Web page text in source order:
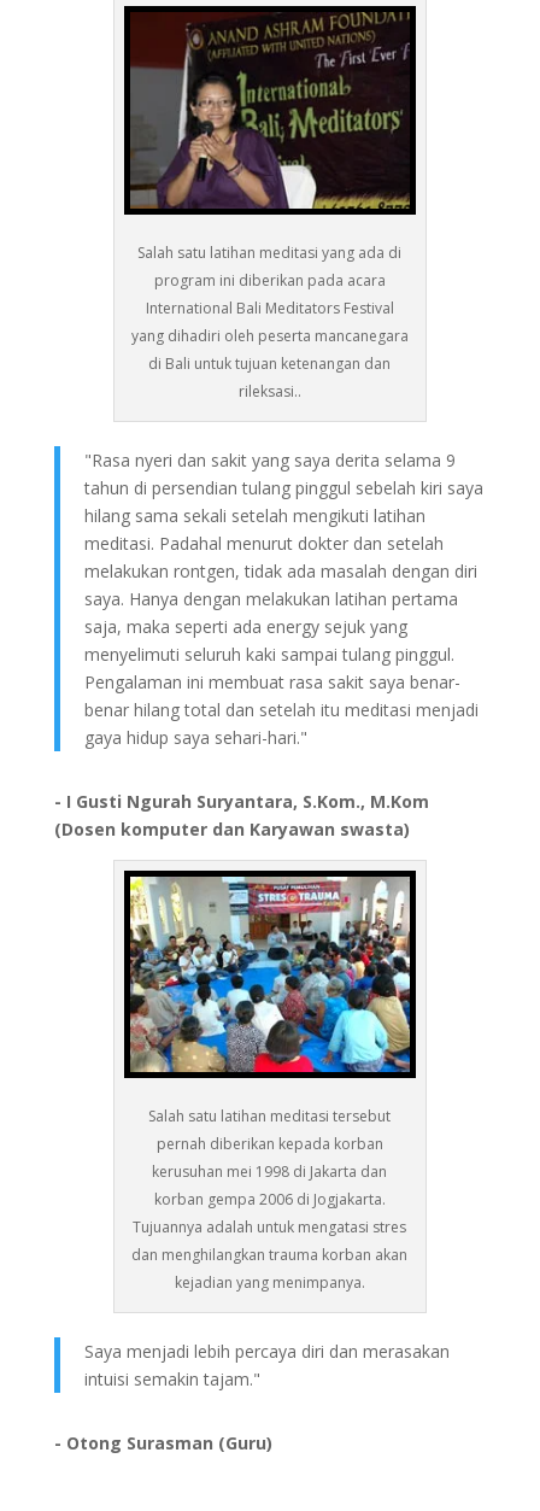
Salah satu latihan meditasi yang ada di
program ini diberikan pada acara
International Bali Meditators Festival
yang dihadiri oleh peserta mancanegara
di Bali untuk tujuan ketenangan dan
rileksasi..
"Rasa nyeri dan sakit yang saya derita selama 9
tahun di persendian tulang pinggul sebelah kiri saya
hilang sama sekali setelah mengikuti latihan
meditasi. Padahal menurut dokter dan setelah
melakukan rontgen, tidak ada masalah dengan diri
saya. Hanya dengan melakukan latihan pertama
saja, maka seperti ada energy sejuk yang
menyelimuti seluruh kaki sampai tulang pinggul.
Pengalaman ini membuat rasa sakit saya benar-
benar hilang total dan setelah itu meditasi menjadi
gaya hidup saya sehari-hari."
- I Gusti Ngurah Suryantara, S.Kom., M.Kom
(Dosen komputer dan Karyawan swasta)
Salah satu latihan meditasi tersebut
pernah diberikan kepada korban
kerusuhan mei 1998 di Jakarta dan
korban gempa 2006 di Jogjakarta.
Tujuannya adalah untuk mengatasi stres
dan menghilangkan trauma korban akan
kejadian yang menimpanya.
Saya menjadi lebih percaya diri dan merasakan
intuisi semakin tajam."
- Otong Surasman (Guru)